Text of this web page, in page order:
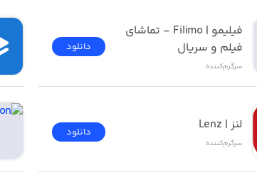
فیلم و سریال
سرگرم‌کننده
دانلود
لنز | Lenz
سرگرم‌کننده
دانلود